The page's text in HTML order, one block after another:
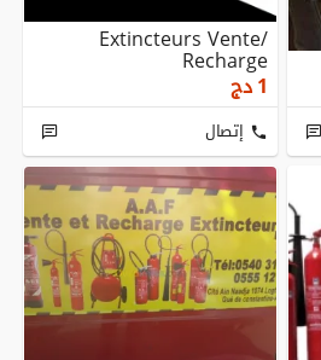
Extincteurs Vente/
Recharge
1دج
إتصال